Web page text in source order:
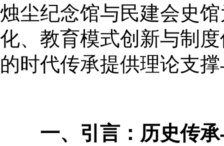
烛尘纪念馆与民建会史
化、教育模式创新与制
的时代传承提供理论支
一、引言：历史传